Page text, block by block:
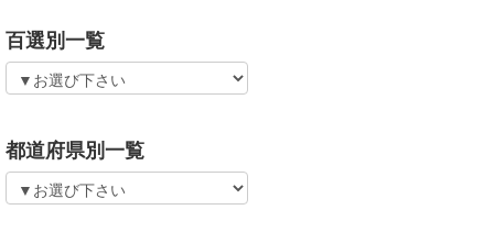
百選別一覧
都道府県別一覧